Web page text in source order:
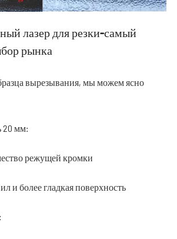
лазер для резки-самый
рынка
вырезывания, мы можем ясно
20 мм:
режущей кромки
и более гладкая поверхность